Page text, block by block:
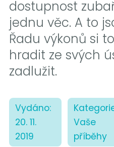
dostupnost
jednu věc. A to
Řadu výkonů si
hradit ze svých
zadlužit.
Vydáno:
20. 11.
2019
Vaše
příběhy